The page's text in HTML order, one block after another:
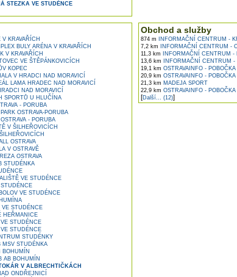
STEZKA VE STUDÉNCE
KRAVAŘÍCH
BULY ARÉNA V KRAVAŘÍCH
V KRAVAŘÍCH
VE ŠTĚPÁNKOVICÍCH
KOPEC
V HRADCI NAD MORAVICÍ
LAMA HRADEC NAD MORAVICÍ
NAD MORAVICÍ
SPORTŮ U HLUČÍNA
- PORUBA
OSTRAVA-PORUBA
- PORUBA
V ŠILHEŘOVICÍCH
OSTRAVA
V OSTRAVĚ
OSTRAVA
STUDÉNKA
VE STUDÉNCE
VE STUDÉNCE
VE STUDÉNCE
HEŘMANICE
STUDÉNCE
STUDÉNCE
STUDÉNKY
MSV STUDÉNKA
BOHUMÍN
AB BOHUMÍN
V ALBRECHTIČKÁCH
ONDŘEJNICÍ
Obchod a služby
874 m INFORMAČNÍ CENTRUM -
7,2 km INFORMAČNÍ CENTRUM -
11,3 km INFORMAČNÍ CENTRUM -
13,6 km INFORMAČNÍ CENTRUM -
19,1 km OSTRAVAINFO -
20,9 km OSTRAVAINFO -
21,3 km MADEJA SPORT
22,9 km OSTRAVAINFO -
[Další... (12)]